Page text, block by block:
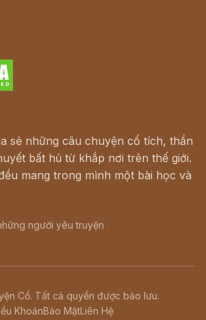
sẻ những câu chuyện cổ tích, thần
bất hủ từ khắp nơi trên thế giới.
mang trong mình một bài học và
người yêu truyện
Cổ. Tất cả quyền được bảo lưu.
KhoảnBảo MậtLiên Hệ